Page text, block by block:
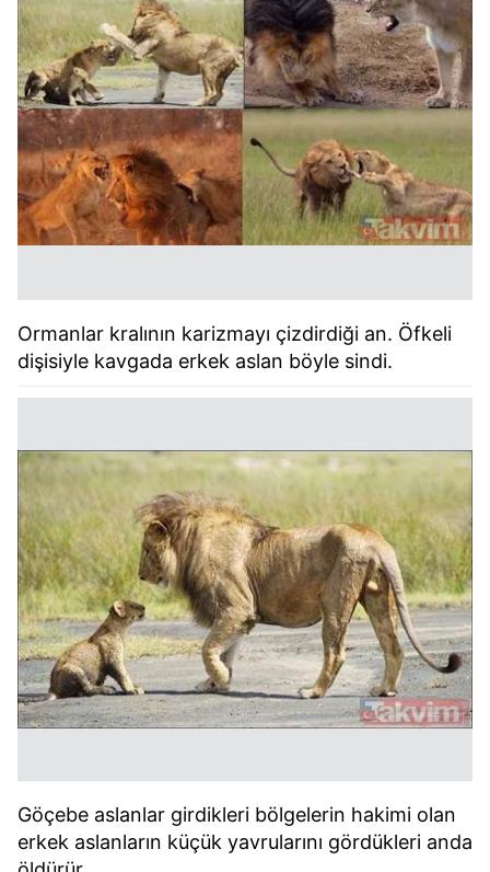
Ormanlar kralının karizmayı çizdirdiği an. Öfkeli
dişisiyle kavgada erkek aslan böyle sindi.
Göçebe aslanlar girdikleri bölgelerin hakimi olan
erkek aslanların küçük yavrularını gördükleri anda